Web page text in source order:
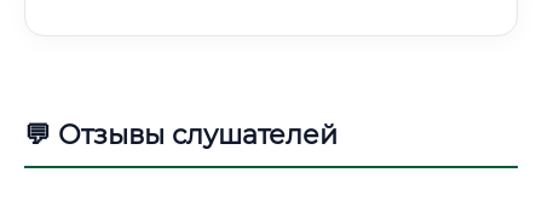
💬 Отзывы слушателей